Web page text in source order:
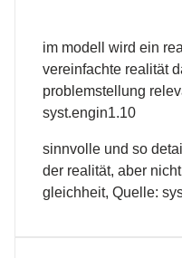
im modell wird ein
vereinfachte realität
problemstellung
syst.engin1.10
sinnvolle und so
der realität, aber
gleichheit, Quelle: